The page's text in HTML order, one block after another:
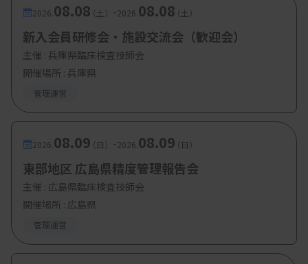
森三郎技師（元ジャパンハートこども医療セ
ンター ボランティア）
2026. 08.08（土） -2026. 08.08（土）
新入会員研修会・施設交流会（歓迎会）
主催 : 兵庫県臨床検査技師会
開催場所 : 兵庫県
管理運営
2026. 08.09（日） -2026. 08.09（日）
東部地区 広島県精度管理報告会
主催 : 広島県臨床検査技師会
開催場所 : 広島県
管理運営